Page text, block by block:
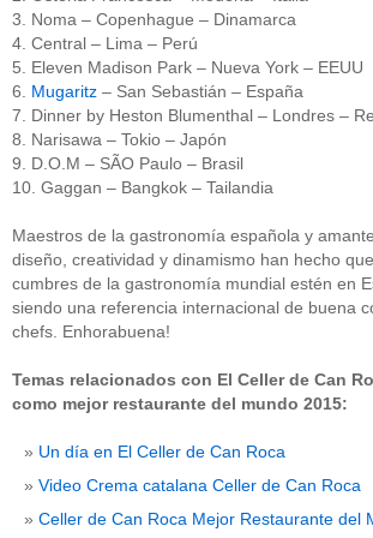
3. Noma – Copenhague – Dinamarca
4. Central – Lima – Perú
5. Eleven Madison Park – Nueva York – EEUU
6. Mugaritz – San Sebastián – España
7. Dinner by Heston Blumenthal – Londres –
8. Narisawa – Tokio – Japón
9. D.O.M – SÃO Paulo – Brasil
10. Gaggan – Bangkok – Tailandia
Maestros de la gastronomía española y
diseño, creatividad y dinamismo han hecho
cumbres de la gastronomía mundial estén en
siendo una referencia internacional de buena
chefs. Enhorabuena!
Temas relacionados con El Celler de Can
como mejor restaurante del mundo 2015:
Un día en El Celler de Can Roca
Video Crema catalana Celler de Can Roca
Celler de Can Roca Mejor Restaurante del